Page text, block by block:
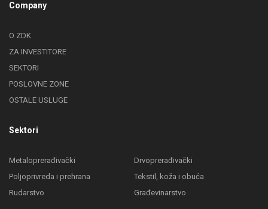
Company
O ZDK
ZA INVESTITORE
SEKTORI
POSLOVNE ZONE
OSTALE USLUGE
Sektori
Metaloprerađivački
Drvoprerađivački
Poljoprivreda i prehrana
Tekstil, koža i obuća
Rudarstvo
Građevinarstvo